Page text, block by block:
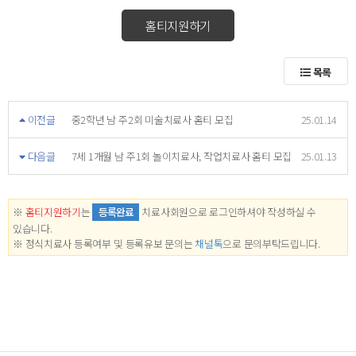
홈티지원하기
목록
이전글 중2학년 남 주2회 미술치료사 홈티 모집 25.01.14
다음글 7세 1개월 남 주1회 놀이치료사, 작업치료사 홈티 모집 25.01.13
※ 홈티지원하기는 등록완료 치료사회원으로 로그인하셔야 작성하실 수
있습니다.
※ 정식치료사 등록여부 및 등록유보 문의는 채널톡으로 문의부탁드립니다.